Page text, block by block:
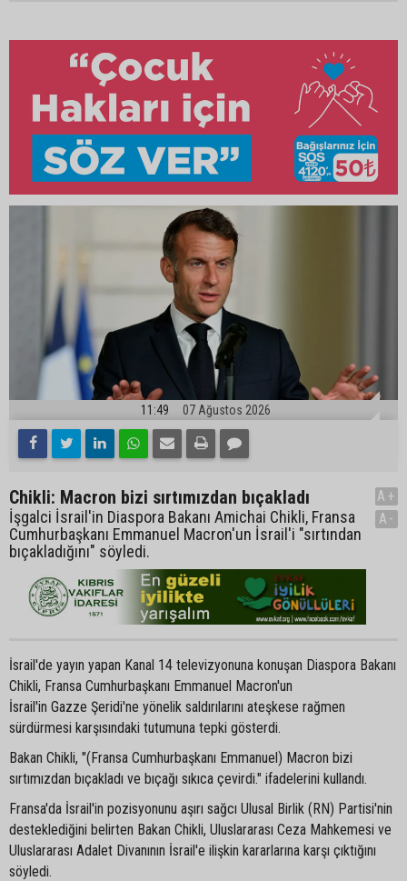
11:49 07 Ağustos 2026
Chikli: Macron bizi sırtımızdan bıçakladı
İşgalci İsrail'in Diaspora Bakanı Amichai Chikli, Fransa
Cumhurbaşkanı Emmanuel Macron'un İsrail'i "sırtından
bıçakladığını" söyledi.
A+
A-
İsrail'de yayın yapan Kanal 14 televizyonuna konuşan Diaspora Bakanı
Chikli, Fransa Cumhurbaşkanı Emmanuel Macron'un
İsrail'in Gazze Şeridi'ne yönelik saldırılarını ateşkese rağmen
sürdürmesi karşısındaki tutumuna tepki gösterdi.
Bakan Chikli, "(Fransa Cumhurbaşkanı Emmanuel) Macron bizi
sırtımızdan bıçakladı ve bıçağı sıkıca çevirdi." ifadelerini kullandı.
Fransa'da İsrail'in pozisyonunu aşırı sağcı Ulusal Birlik (RN) Partisi'nin
desteklediğini belirten Bakan Chikli, Uluslararası Ceza Mahkemesi ve
Uluslararası Adalet Divanının İsrail'e ilişkin kararlarına karşı çıktığını
söyledi.